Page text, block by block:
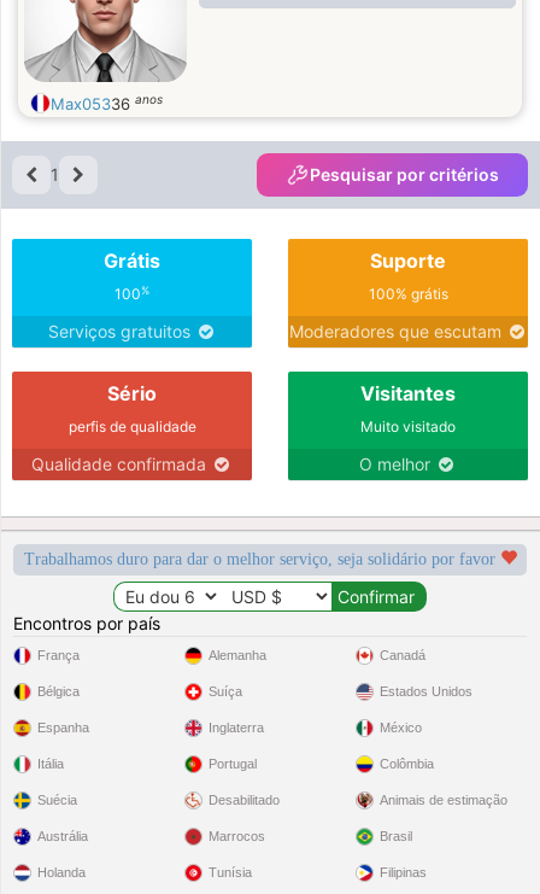
Max05336 anos
1 Pesquisar por critérios
Grátis
100%
Serviços gratuitos
Suporte
100% grátis
Moderadores que escutam
Sério
perfis de qualidade
Qualidade confirmada
Visitantes
Muito visitado
O melhor
Trabalhamos duro para dar o melhor serviço, seja solidário por favor
Encontros por país
França
Bélgica
Espanha
Itália
Suécia
Alemanha
Suíça
Inglaterra
Portugal
Desabilitado
Canadá
Estados Unidos
México
Colômbia
Animais de estimação
Austrália
Holanda
Marrocos
Tunísia
Brasil
Filipinas